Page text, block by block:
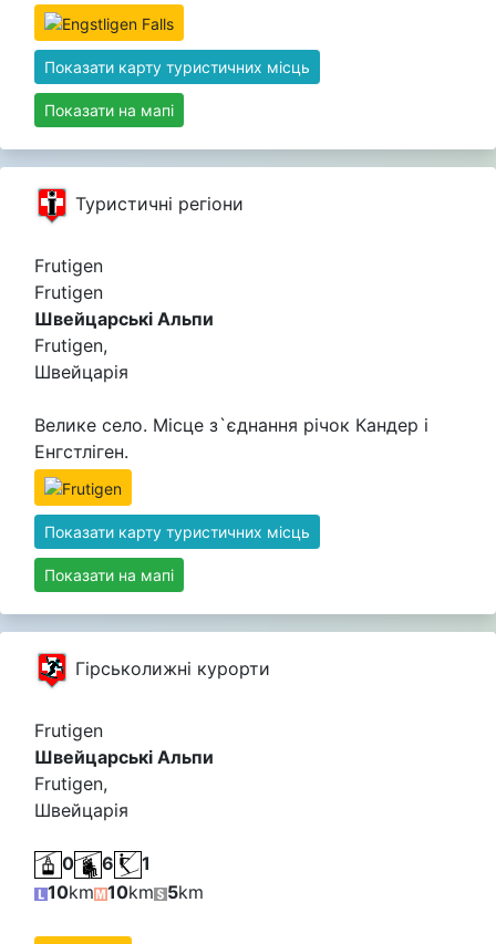
Показати карту туристичних місць
Показати на мапі
Туристичні регіони
Frutigen
Frutigen
Швейцарські Альпи
Frutigen,
Швейцарія
Велике село. Місце з`єднання річок Кандер і
Енгстліген.
Показати карту туристичних місць
Показати на мапі
Гірськолижні курорти
Frutigen
Швейцарські Альпи
Frutigen,
Швейцарія
0 6
1
10km 10km 5km